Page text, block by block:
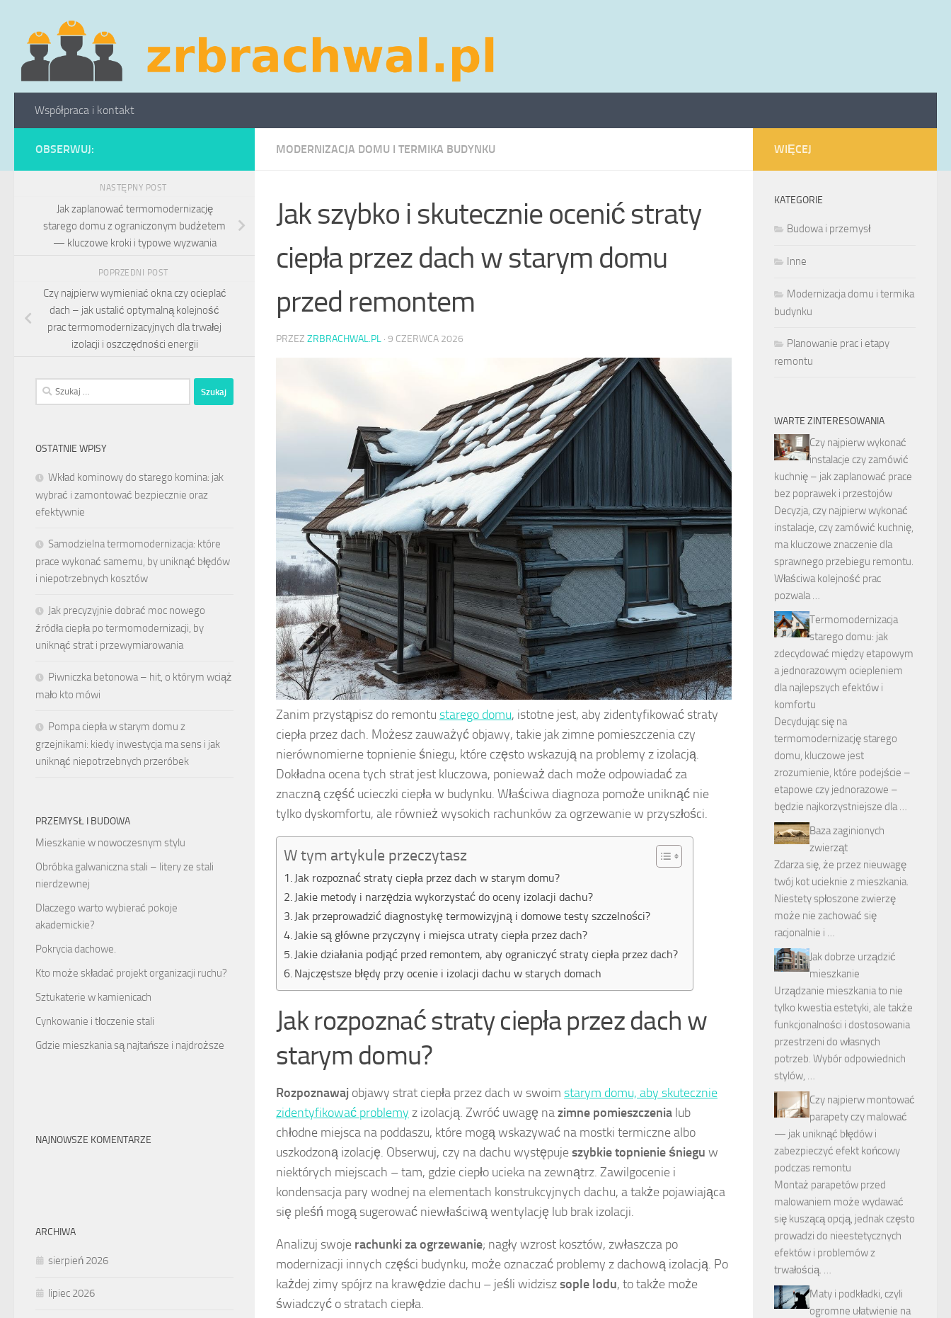
Skip to content
Współpraca i kontakt
MODERNIZACJA DOMU I TERMIKA BUDYNKU
Jak szybko i skutecznie ocenić straty
ciepła przez dach w starym domu
przed remontem
PRZEZ ZRBRACHWAL.PL · 9 CZERWCA 2026
Zanim przystąpisz do remontu starego domu, istotne jest, aby zidentyfikować straty
ciepła przez dach. Możesz zauważyć objawy, takie jak zimne pomieszczenia czy
nierównomierne topnienie śniegu, które często wskazują na problemy z izolacją.
Dokładna ocena tych strat jest kluczowa, ponieważ dach może odpowiadać za
znaczną część ucieczki ciepła w budynku. Właściwa diagnoza pomoże uniknąć nie
tylko dyskomfortu, ale również wysokich rachunków za ogrzewanie w przyszłości.
W tym artykule przeczytasz
Jak rozpoznać straty ciepła przez dach w starym domu?
Jakie metody i narzędzia wykorzystać do oceny izolacji dachu?
Jak przeprowadzić diagnostykę termowizyjną i domowe testy szczelności?
Jakie są główne przyczyny i miejsca utraty ciepła przez dach?
Jakie działania podjąć przed remontem, aby ograniczyć straty ciepła przez dach?
Najczęstsze błędy przy ocenie i izolacji dachu w starych domach
Jak rozpoznać straty ciepła przez dach w
starym domu?
Rozpoznawaj objawy strat ciepła przez dach w swoim starym domu, aby skutecznie
zidentyfikować problemy z izolacją. Zwróć uwagę nazimne pomieszczenia lub
chłodne miejsca na poddaszu, które mogą wskazywać na mostki termiczne albo
uszkodzoną izolację. Obserwuj, czy na dachu występujeszybkie topnienie śniegu w
niektórych miejscach – tam, gdzie ciepło ucieka na zewnątrz. Zawilgocenie i
kondensacja pary wodnej na elementach konstrukcyjnych dachu, a także pojawiająca
się pleśń mogą sugerować niewłaściwą wentylację lub brak izolacji.
Analizuj swoje rachunki za ogrzewanie; nagły wzrost kosztów, zwłaszcza po
modernizacji innych części budynku, może oznaczać problemy z dachową izolacją. Po
każdej zimy spójrz na krawędzie dachu – jeśli widziszsople lodu, to także może
świadczyć o stratach ciepła.
OBSERWUJ:
NASTĘPNY POST
Jak zaplanować termomodernizację
starego domu z ograniczonym budżetem
— kluczowe kroki i typowe wyzwania
POPRZEDNI POST
Czy najpierw wymieniać okna czy ocieplać
dach – jak ustalić optymalną kolejność
prac termomodernizacyjnych dla trwałej
izolacji i oszczędności energii
Szukaj:
OSTATNIE WPISY
Wkład kominowy do starego komina: jak
wybrać i zamontować bezpiecznie oraz
efektywnie
Samodzielna termomodernizacja: które
prace wykonać samemu, by uniknąć błędów
i niepotrzebnych kosztów
Jak precyzyjnie dobrać moc nowego
źródła ciepła po termomodernizacji, by
uniknąć strat i przewymiarowania
Piwniczka betonowa – hit, o którym wciąż
mało kto mówi
Pompa ciepła w starym domu z
grzejnikami: kiedy inwestycja ma sens i jak
uniknąć niepotrzebnych przeróbek
PRZEMYSŁ I BUDOWA
Mieszkanie w nowoczesnym stylu
Obróbka galwaniczna stali – litery ze stali
nierdzewnej
Dlaczego warto wybierać pokoje
akademickie?
Pokrycia dachowe.
Kto może składać projekt organizacji ruchu?
Sztukaterie w kamienicach
Cynkowanie i tłoczenie stali
Gdzie mieszkania są najtańsze i najdroższe
NAJNOWSZE KOMENTARZE
ARCHIWA
sierpień 2026
lipiec 2026
WIĘCEJ
KATEGORIE
Budowa i przemysł
Inne
Modernizacja domu i termika
budynku
Planowanie prac i etapy
remontu
WARTE ZINTERESOWANIA
Czy najpierw wykonać
instalacje czy zamówić
kuchnię – jak zaplanować prace
bez poprawek i przestojów
Decyzja, czy najpierw wykonać
instalacje, czy zamówić kuchnię,
ma kluczowe znaczenie dla
sprawnego przebiegu remontu.
Właściwa kolejność prac
pozwala …
Termomodernizacja
starego domu: jak
zdecydować między etapowym
a jednorazowym ociepleniem
dla najlepszych efektów i
komfortu
Decydując się na
termomodernizację starego
domu, kluczowe jest
zrozumienie, które podejście –
etapowe czy jednorazowe –
będzie najkorzystniejsze dla …
Baza zaginionych
zwierząt
Zdarza się, że przez nieuwagę
twój kot ucieknie z mieszkania.
Niestety spłoszone zwierzę
może nie zachować się
racjonalnie i …
Jak dobrze urządzić
mieszkanie
Urządzanie mieszkania to nie
tylko kwestia estetyki, ale także
funkcjonalności i dostosowania
przestrzeni do własnych
potrzeb. Wybór odpowiednich
stylów, …
Czy najpierw montować
parapety czy malować
— jak uniknąć błędów i
zabezpieczyć efekt końcowy
podczas remontu
Montaż parapetów przed
malowaniem może wydawać
się kuszącą opcją, jednak często
prowadzi do nieestetycznych
efektów i problemów z
trwałością. …
Maty i podkładki, czyli
ogromne ułatwienie na